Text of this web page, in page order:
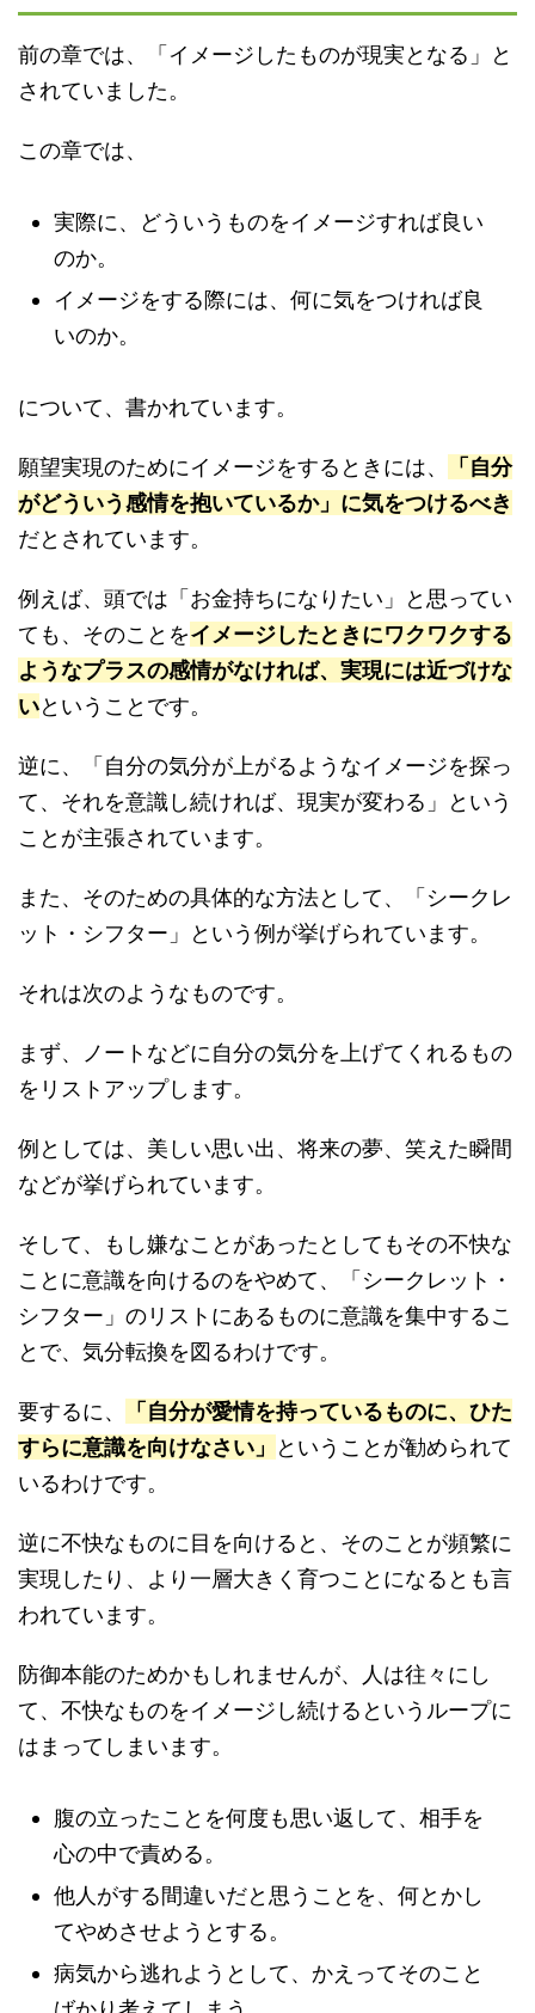
前の章では、「イメージしたものが現実となる」と
されていました。
この章では、
実際に、どういうものをイメージすれば良い
のか。
イメージをする際には、何に気をつければ良
いのか。
について、書かれています。
願望実現のためにイメージをするときには、
「自分
がどういう感情を抱いているか」に気をつけるべき
だとされています。
例えば、頭では「お金持ちになりたい」と思ってい
ても、そのことをイメージしたときにワクワクする
ようなプラスの感情がなければ、実現には近づけな
いということです。
逆に、「自分の気分が上がるようなイメージを探っ
て、それを意識し続ければ、現実が変わる」という
ことが主張されています。
また、そのための具体的な方法として、「シークレ
ット・シフター」という例が挙げられています。
それは次のようなものです。
まず、ノートなどに自分の気分を上げてくれるもの
をリストアップします。
例としては、美しい思い出、将来の夢、笑えた瞬間
などが挙げられています。
そして、もし嫌なことがあったとしてもその不快な
ことに意識を向けるのをやめて、「シークレット・
シフター」のリストにあるものに意識を集中するこ
とで、気分転換を図るわけです。
要するに、
「自分が愛情を持っているものに、ひた
すらに意識を向けなさい」
ということが勧められて
いるわけです。
逆に不快なものに目を向けると、そのことが頻繁に
実現したり、より一層大きく育つことになるとも言
われています。
防御本能のためかもしれませんが、人は往々にし
て、不快なものをイメージし続けるというループに
はまってしまいます。
腹の立ったことを何度も思い返して、相手を
心の中で責める。
他人がする間違いだと思うことを、何とかし
てやめさせようとする。
病気から逃れようとして、かえってそのこと